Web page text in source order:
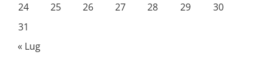
24
25 26 27 28 29
30
31
« Lug